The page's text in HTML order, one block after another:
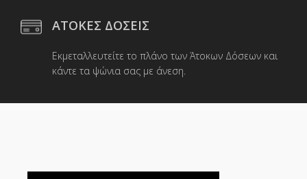
ΑΤΟΚΕΣ ΔΟΣΕΙΣ
Εκμεταλλευτείτε το πλάνο των Άτοκων Δόσεων και
κάντε τα ψώνια σας με άνεση.